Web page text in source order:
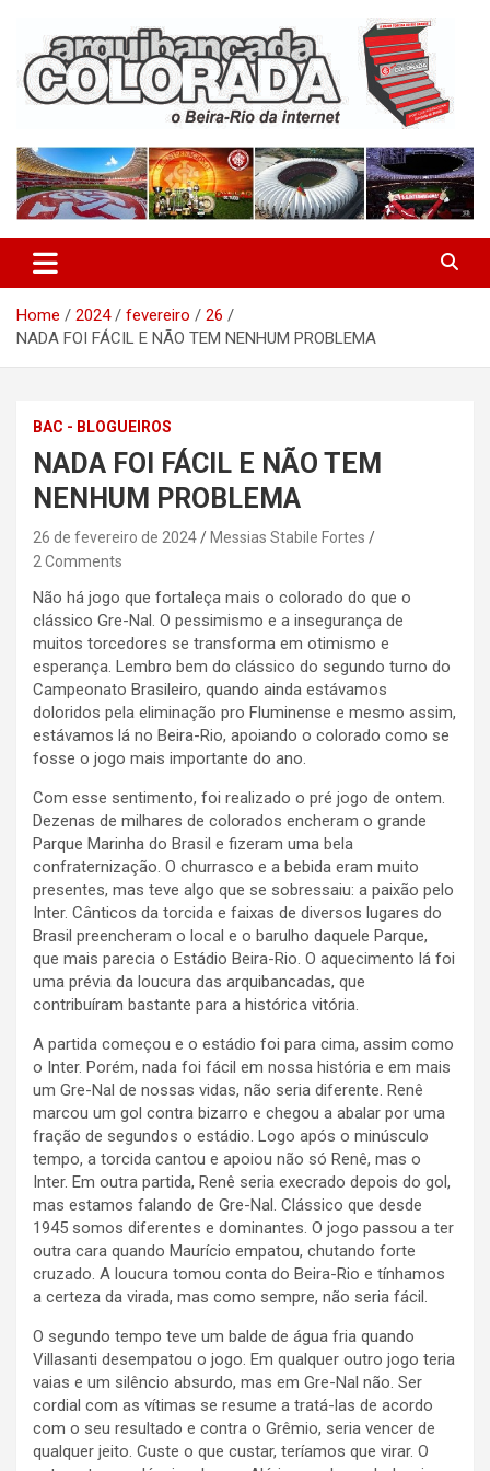
content
Arquibancada Colorada
Home 2024 fevereiro
26
NADA FOI FÁCIL E NÃO TEM NENHUM PROBLEMA
BAC - BLOGUEIROS
NADA FOI FÁCIL E NÃO TEM
NENHUM PROBLEMA
26 de fevereiro de 2024
Messias Stabile Fortes
2 Comments
Não há jogo que fortaleça mais o colorado do que o
clássico Gre-Nal. O pessimismo e a insegurança de
muitos torcedores se transforma em otimismo e
esperança. Lembro bem do clássico do segundo turno do
Campeonato Brasileiro, quando ainda estávamos
doloridos pela eliminação pro Fluminense e mesmo assim,
estávamos lá no Beira-Rio, apoiando o colorado como se
fosse o jogo mais importante do ano.
Com esse sentimento, foi realizado o pré jogo de ontem.
Dezenas de milhares de colorados encheram o grande
Parque Marinha do Brasil e fizeram uma bela
confraternização. O churrasco e a bebida eram muito
presentes, mas teve algo que se sobressaiu: a paixão pelo
Inter. Cânticos da torcida e faixas de diversos lugares do
Brasil preencheram o local e o barulho daquele Parque,
que mais parecia o Estádio Beira-Rio. O aquecimento lá foi
uma prévia da loucura das arquibancadas, que
contribuíram bastante para a histórica vitória.
A partida começou e o estádio foi para cima, assim como
o Inter. Porém, nada foi fácil em nossa história e em mais
um Gre-Nal de nossas vidas, não seria diferente. Renê
marcou um gol contra bizarro e chegou a abalar por uma
fração de segundos o estádio. Logo após o minúsculo
tempo, a torcida cantou e apoiou não só Renê, mas o
Inter. Em outra partida, Renê seria execrado depois do gol,
mas estamos falando de Gre-Nal. Clássico que desde
1945 somos diferentes e dominantes. O jogo passou a ter
outra cara quando Maurício empatou, chutando forte
cruzado. A loucura tomou conta do Beira-Rio e tínhamos
a certeza da virada, mas como sempre, não seria fácil.
O segundo tempo teve um balde de água fria quando
Villasanti desempatou o jogo. Em qualquer outro jogo teria
vaias e um silêncio absurdo, mas em Gre-Nal não. Ser
cordial com as vítimas se resume a tratá-las de acordo
com o seu resultado e contra o Grêmio, seria vencer de
qualquer jeito. Custe o que custar, teríamos que virar. O